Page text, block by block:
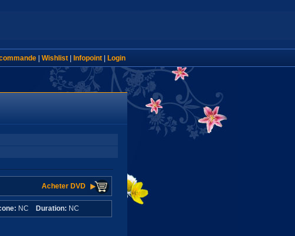
| Wishlist| Infopoint| Login
Acheter DVD
NC Duration: NC